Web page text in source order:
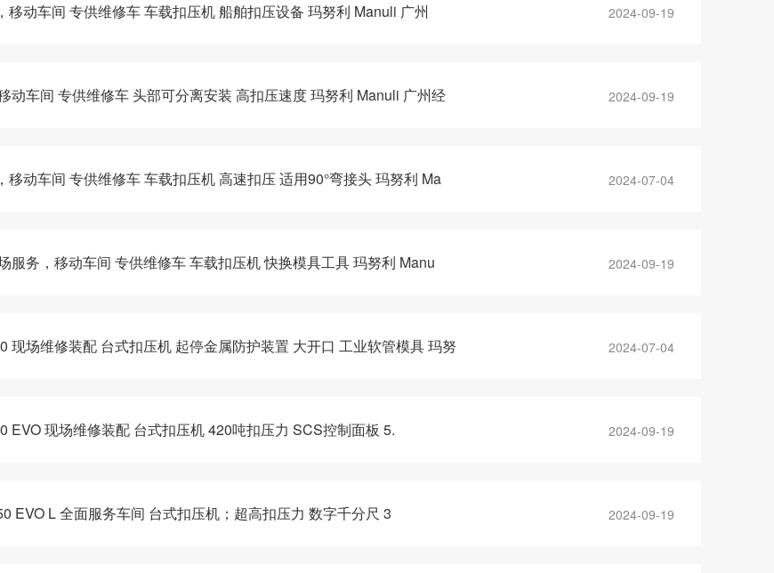
移动车间 专供维修车 车载扣压机 船舶扣压设备 玛努利 Manuli 广州 2024-09-19
动车间 专供维修车 头部可分离安装 高扣压速度 玛努利 Manuli 广州经 2024-09-19
移动车间 专供维修车 车载扣压机 高速扣压 适用90°弯接头 玛努利 Ma 2024-07-04
服务，移动车间 专供维修车 车载扣压机 快换模具工具 玛努利 Manu 2024-09-19
现场维修装配 台式扣压机 起停金属防护装置 大开口 工业软管模具 玛努 2024-07-04
EVO 现场维修装配 台式扣压机 420吨扣压力 SCS控制面板 5. 2024-09-19
EVO L 全面服务车间 台式扣压机；超高扣压力 数字千分尺 3 2024-09-19